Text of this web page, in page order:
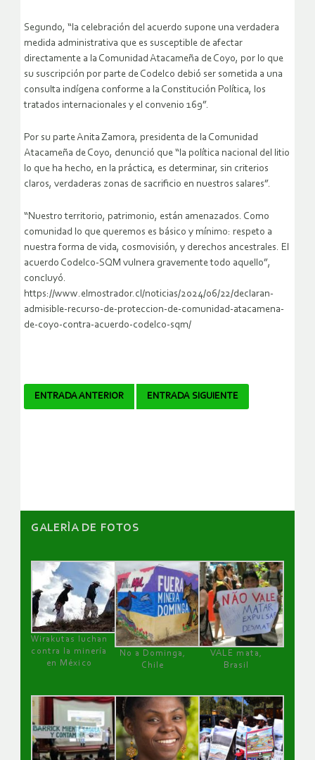
Segundo, “la celebración del acuerdo supone una verdadera
medida administrativa que es susceptible de afectar
directamente a la Comunidad Atacameña de Coyo, por lo que
su suscripción por parte de Codelco debió ser sometida a una
consulta indígena conforme a la Constitución Política, los
tratados internacionales y el convenio 169”.
Por su parte Anita Zamora, presidenta de la Comunidad
Atacameña de Coyo, denunció que “la política nacional del litio
lo que ha hecho, en la práctica, es determinar, sin criterios
claros, verdaderas zonas de sacrificio en nuestros salares”.
“Nuestro territorio, patrimonio, están amenazados. Como
comunidad lo que queremos es básico y mínimo: respeto a
nuestra forma de vida, cosmovisión, y derechos ancestrales. El
acuerdo Codelco-SQM vulnera gravemente todo aquello”,
concluyó.
https://www.elmostrador.cl/noticias/2024/06/22/declaran-
admisible-recurso-de-proteccion-de-comunidad-atacamena-
de-coyo-contra-acuerdo-codelco-sqm/
Navegador
ENTRADA ANTERIOR ENTRADA SIGUIENTE
GALERÌA DE FOTOS
Wirakutas luchan
contra la minería
en México
No a Dominga,
Chile
VALE mata,
Brasil